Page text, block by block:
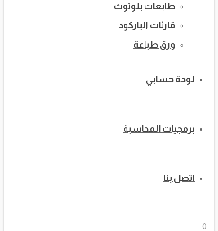
طابعات بلوتوث
قارئات الباركود
ورق طباعة
لوحة حسابي
برمجيات المحاسبة
اتصل بنا
0